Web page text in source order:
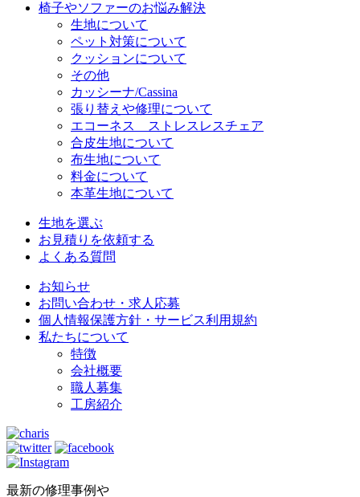
椅子やソファーのお悩み解決
生地について
ペット対策について
クッションについて
その他
カッシーナ/Cassina
張り替えや修理について
エコーネス ストレスレスチェア
合皮生地について
布生地について
料金について
本革生地について
生地を選ぶ
お見積りを依頼する
よくある質問
お知らせ
お問い合わせ・求人応募
個人情報保護方針・サービス利用規約
私たちについて
特徴
会社概要
職人募集
工房紹介
最新の修理事例や